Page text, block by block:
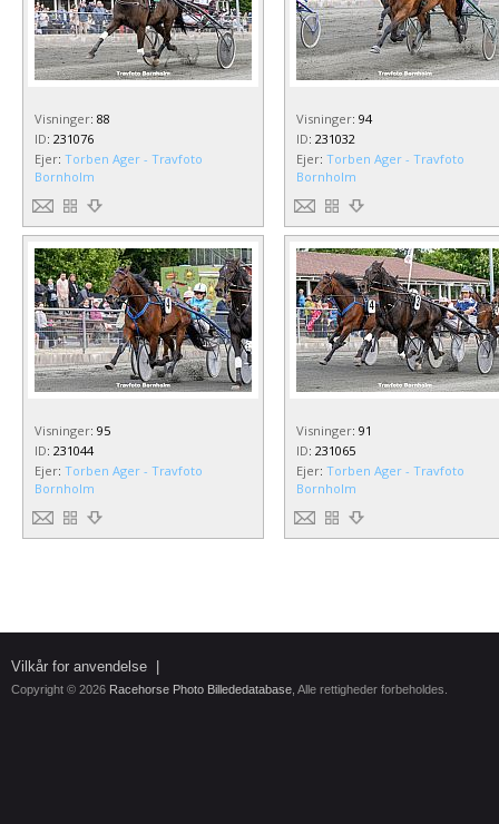
Visninger: 88
ID: 231076
Ejer: Torben Ager - Travfoto
Bornholm
Visninger: 94
ID: 231032
Ejer: Torben Ager - Travfoto
Bornholm
Visninger: 95
ID: 231044
Ejer: Torben Ager - Travfoto
Bornholm
Visninger: 91
ID: 231065
Ejer: Torben Ager - Travfoto
Bornholm
Vilkår for anvendelse
Copyright © 2026 Racehorse Photo Billededatabase , Alle rettigheder forbeholdes.